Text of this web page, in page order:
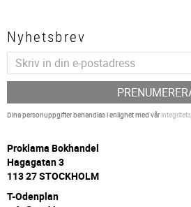
Nyhetsbrev
Dina personuppgifter behandlas i enlighet med vår
Proklama Bokhandel
Hagagatan 3
113 27 STOCKHOLM
T-Odenplan